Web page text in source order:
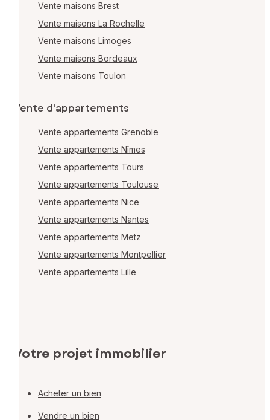
Vente maisons Brest
Vente maisons La Rochelle
Vente maisons Limoges
Vente maisons Bordeaux
Vente maisons Toulon
Vente d'appartements
Vente appartements Grenoble
Vente appartements Nîmes
Vente appartements Tours
Vente appartements Toulouse
Vente appartements Nice
Vente appartements Nantes
Vente appartements Metz
Vente appartements Montpellier
Vente appartements Lille
Votre projet immobilier
Acheter un bien
Vendre un bien